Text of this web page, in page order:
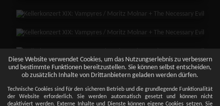
Diese Website verwendet Cookies, um das Nutzungserlebnis zu verbessern
und bestimmte Funktionen bereitzustellen. Sie können selbst entscheiden,
ob zusätzlich Inhalte von Drittanbietern geladen werden dürfen.
Technische Cookies sind für den sicheren Betrieb und die grundlegende Funktionalität
der Website erforderlich. Sie werden automatisch gesetzt und können nicht
deaktiviert werden. Externe Inhalte und Dienste können eigene Cookies setzen. Sie